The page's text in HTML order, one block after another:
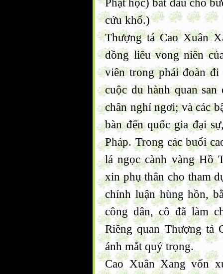
cứu khổ.)
Thượng tá Cao Xuân
đồng liêu vong niên
viên trong phái đoàn
cuộc du hành quan
chân nghỉ ngơi; và các
bàn đến quốc gia đại
Pháp. Trong các buổi
lá ngọc cành vàng Hồ
xin phụ thân cho tham
chính luận hùng hồn,
công dân, cô đã làm
Riêng quan Thượng tá
ánh mắt quý trọng.
Cao Xuân Xang vốn